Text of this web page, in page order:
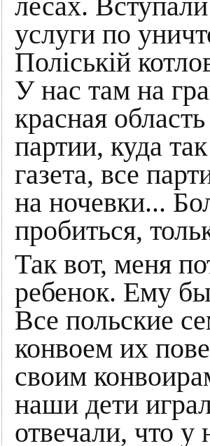
лесах.
услуги по
Полiськiй
У нас там на
красная
партии, куда
газета, все
на ночевки...
пробиться,
Так вот, меня
ребенок. Ему
Все польские
конвоем их
своим
наши дети
отвечали, что у